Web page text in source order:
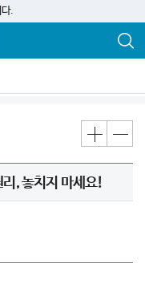
.
리, 놓치지 마세요!